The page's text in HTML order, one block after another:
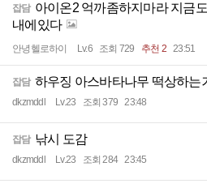
잡담 아이온2 억까좀하지마라 지금
내에있다
안녕헬로하이 Lv.6 조회 729 추천 2 23:51
잡담 하우징 아스바타나무 떡상하는
dkzmddl Lv.23 조회 379 23:48
잡담 낚시 도감
dkzmddl Lv.23 조회 284 23:45